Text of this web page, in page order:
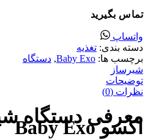
تماس بگیرید
واتساپ
دسته بندی: تغذیه
برچسب ها: Baby Exo
, دستگاه
شیرساز
توضیحات
نظرات (0)
معرفی دستگاه
اکسو Baby Exo